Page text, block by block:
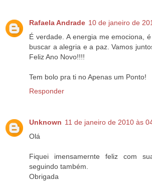
Rafaela Andrade 10 de janeiro de
É verdade. A energia me emociona,
buscar a alegria e a paz. Vamos
Feliz Ano Novo!!!!
Tem bolo pra ti no Apenas um Ponto!
Responder
Unknown 11 de janeiro de 2010 às
Olá
Fiquei imensamernte feliz com
seguindo também.
Obrigada